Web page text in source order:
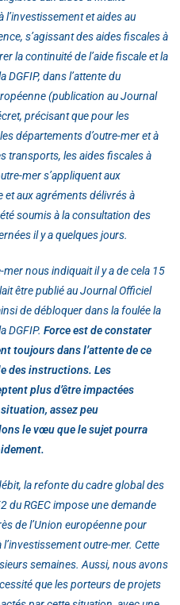
l’investissement et aides au
s’agissant des aides fiscales à
la continuité de l’aide fiscale et la
dans l’attente du
(publication au Journal
précisant que pour les
départements d’outre-mer et à
transports, les aides fiscales à
mer s’appliquent aux
aux agréments délivrés à
soumis à la consultation des
il y a quelques jours.
nous indiquait il y a de cela 15
être publié au Journal Officiel
de débloquer dans la foulée la
DGFIP. Force est de constater
toujours dans l’attente de ce
des instructions. Les
plus d’être impactées
assez peu
le vœu que le sujet pourra
la refonte du cadre global des
du RGEC impose une demande
de l’Union européenne pour
outre-mer. Cette
semaines. Aussi, nous avons
que les porteurs de projets